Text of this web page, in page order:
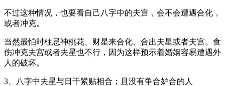
不过这种情况，也要看自己八字中的夫宫，会不会遭遇合化，
或者冲克。
当然最怕时柱忌神桃花、财星来合化、合出夫星或者夫宫。食
伤冲克夫宫或者夫星也不行，因为这样预示着婚姻容易遭遇外
人的破坏。
3、八字中夫星与日干紧贴相合；且没有争合妒合的人